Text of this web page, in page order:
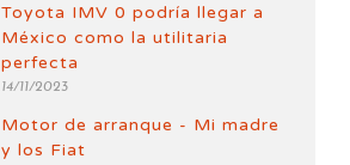
Toyota IMV 0 podría llegar a
México como la utilitaria
perfecta
14/11/2023
Motor de arranque - Mi madre
y los Fiat